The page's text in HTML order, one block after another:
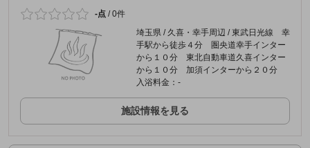
-点 /0件
埼玉県 / 久喜・幸手周辺 / 東武日光線 幸
手駅から徒歩４分 圏央道幸手インター
から１０分 東北自動車道久喜インター
から１０分 加須インターから２０分
入浴料金：-
施設情報を見る